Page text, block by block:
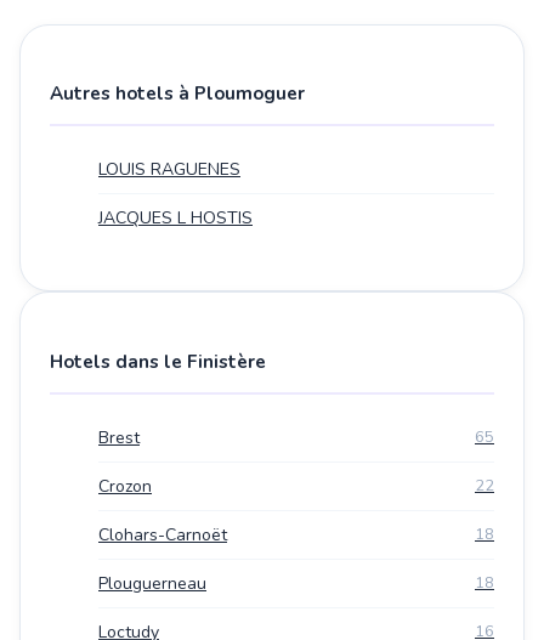
Autres hotels à Ploumoguer
LOUIS RAGUENES
JACQUES L HOSTIS
Hotels dans le Finistère
Brest 65
Crozon 22
Clohars-Carnoët 18
Plouguerneau 18
Loctudy 16